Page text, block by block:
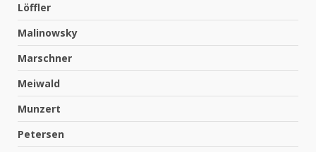
Löffler
Malinowsky
Marschner
Meiwald
Munzert
Petersen